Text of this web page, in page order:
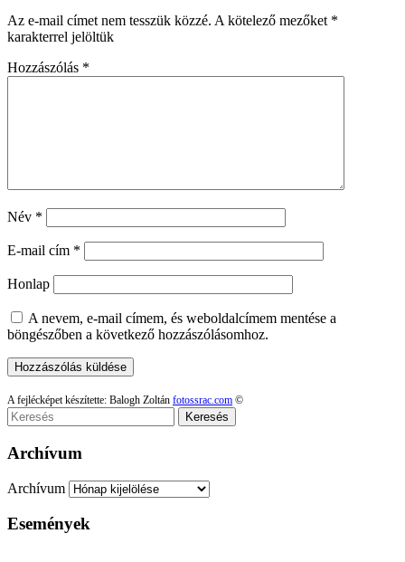
Az e-mail címet nem tesszük közzé. A kötelező mezőket *
karakterrel jelöltük
Hozzászólás *
Név *
E-mail cím *
Honlap
A nevem, e-mail címem, és weboldalcímem mentése a
böngészőben a következő hozzászólásomhoz.
A fejlécképet készítette: Balogh Zoltán fotossrac.com ©
Keresés
Archívum
Archívum
Események